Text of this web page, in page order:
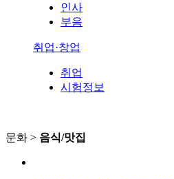
인사
부음
취업·창업
취업
시험정보
문화 > 음식/맛집